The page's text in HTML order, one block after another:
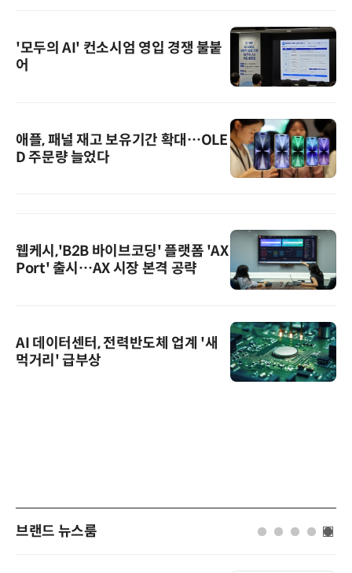
'모두의 AI' 컨소시엄 영입 경쟁 불붙
어
애플, 패널 재고 보유기간 확대…OLE
D 주문량 늘었다
웹케시,'B2B 바이브코딩' 플랫폼 'AX
Port' 출시…AX 시장 본격 공략
AI 데이터센터, 전력반도체 업계 '새
먹거리' 급부상
브랜드 뉴스룸